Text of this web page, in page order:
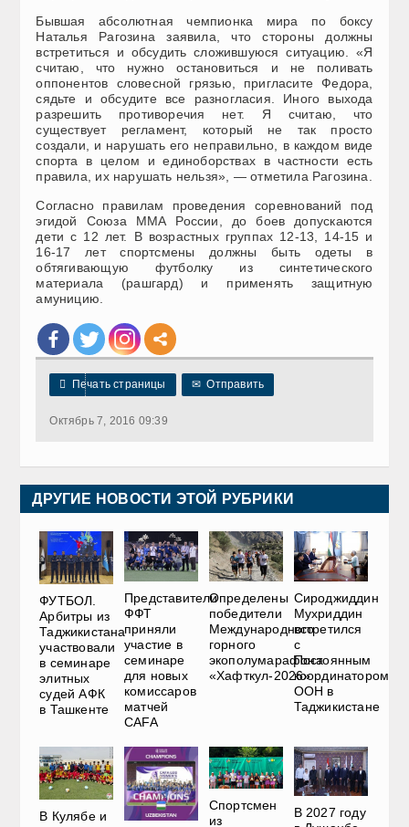
Бывшая абсолютная чемпионка мира по боксу
Наталья Рагозина заявила, что стороны должны
встретиться и обсудить сложившуюся ситуацию. «Я
считаю, что нужно остановиться и не поливать
оппонентов словесной грязью, пригласите Федора,
сядьте и обсудите все разногласия. Иного выхода
разрешить противоречия нет. Я считаю, что
существует регламент, который не так просто
создали, и нарушать его неправильно, в каждом виде
спорта в целом и единоборствах в частности есть
правила, их нарушать нельзя», — отметила Рагозина.
Согласно правилам проведения соревнований под
эгидой Союза ММА России, до боев допускаются
дети с 12 лет. В возрастных группах 12-13, 14-15 и
16-17 лет спортсмены должны быть одеты в
обтягивающую футболку из синтетического
материала (рашгард) и применять защитную
амуницию.
 Печать страницы ✉ Отправить
Октябрь 7, 2016 09:39
ДРУГИЕ НОВОСТИ ЭТОЙ РУБРИКИ
ФУТБОЛ.
Арбитры из
Таджикистана
участвовали
в семинаре
элитных
судей АФК
в Ташкенте
Представители
ФФТ
приняли
участие в
семинаре
для новых
комиссаров
матчей
CAFA
Определены
победители
Международного
горного
экополумарафона
«Хафткул-2026»
Сироджиддин
Мухриддин
встретился
с
Постоянным
координатором
ООН в
Таджикистане
В Кулябе и
Спортсмен
из
В 2027 году